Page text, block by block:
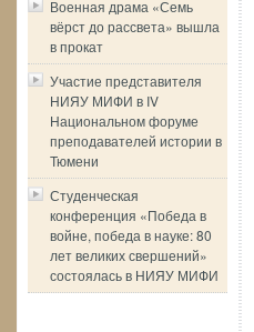
Военная драма «Семь
вёрст до рассвета» вышла
в прокат
Участие представителя
НИЯУ МИФИ в IV
Национальном форуме
преподавателей истории в
Тюмени
Студенческая
конференция «Победа в
войне, победа в науке: 80
лет великих свершений»
состоялась в НИЯУ МИФИ